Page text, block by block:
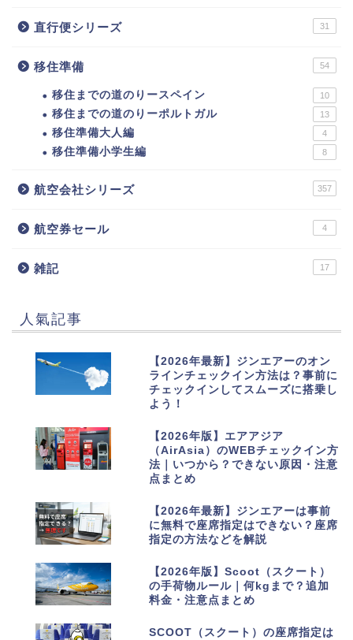
直行便シリーズ 31
移住準備 54
移住までの道のりースペイン 10
移住までの道のりーポルトガル 13
移住準備大人編 4
移住準備小学生編 8
航空会社シリーズ 357
航空券セール 4
雑記 17
人氣記事
【2026年最新】ジンエアーのオン
ラインチェックイン方法は？事前に
チェックインしてスムーズに搭乗し
よう！
【2026年版】エアアジア
（AirAsia）のWEBチェックイン方
法｜いつから？できない原因・注意
点まとめ
【2026年最新】ジンエアーは事前
に無料で座席指定はできない？座席
指定の方法などを解説
【2026年版】Scoot（スクート）
の手荷物ルール｜何kgまで？追加
料金・注意点まとめ
SCOOT（スクート）の座席指定は